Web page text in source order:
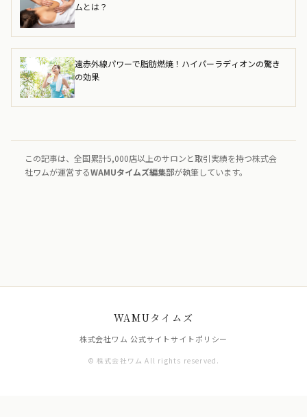
ムとは？
遠赤外線パワーで脂肪燃焼！ハイパーラディオンの驚き
の効果
この記事は、全国累計5,000店以上のサロンと取引実績を持つ株式会
社ワムが運営するWAMUタイムズ編集部が執筆しています。
WAMUタイムズ
株式会社ワム 公式サイトサイトポリシー
© 株式会社ワム All rights reserved.